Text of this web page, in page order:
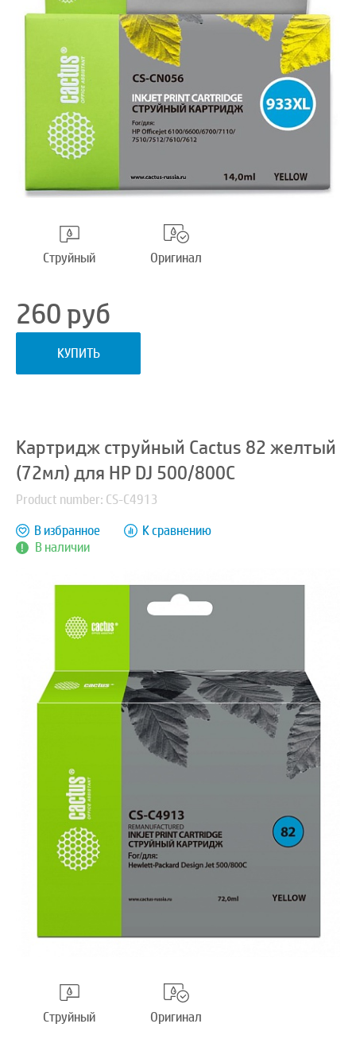
Струйный Оригинал
260руб
КУПИТЬ
Картридж струйный Cactus 82 желтый
(72мл) для HP DJ 500/800C
Product number: CS-C4913
В наличии
В избранное К сравнению
Струйный Оригинал